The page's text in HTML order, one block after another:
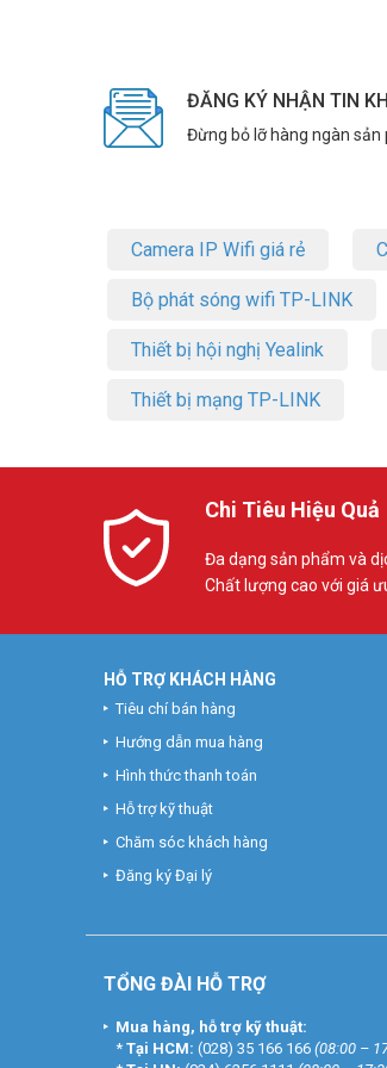
Đặt hàng Online ngay sản phẩm
thêm hình ảnh tại
Facebook
ĐĂNG KÝ NHẬN TIN
Đừng bỏ lỡ hàng ngàn
Camera IP Wifi giá rẻ
Bộ phát sóng wifi TP-LINK
Thiết bị hội nghị Yealink
Thiết bị mạng TP-LINK
Chi Tiêu Hiệu Quả
Đa dạng sản phẩm và
Chất lượng cao với giá
HỖ TRỢ KHÁCH HÀNG
Tiêu chí bán hàng
Hướng dẫn mua hàng
Hình thức thanh toán
Hỗ trợ kỹ thuật
Chăm sóc khách hàng
Đăng ký Đại lý
TỔNG ĐÀI HỖ TRỢ
Mua hàng, hỗ trợ kỹ thuật:
* Tại HCM: (028) 35 166 166 (08:00 –